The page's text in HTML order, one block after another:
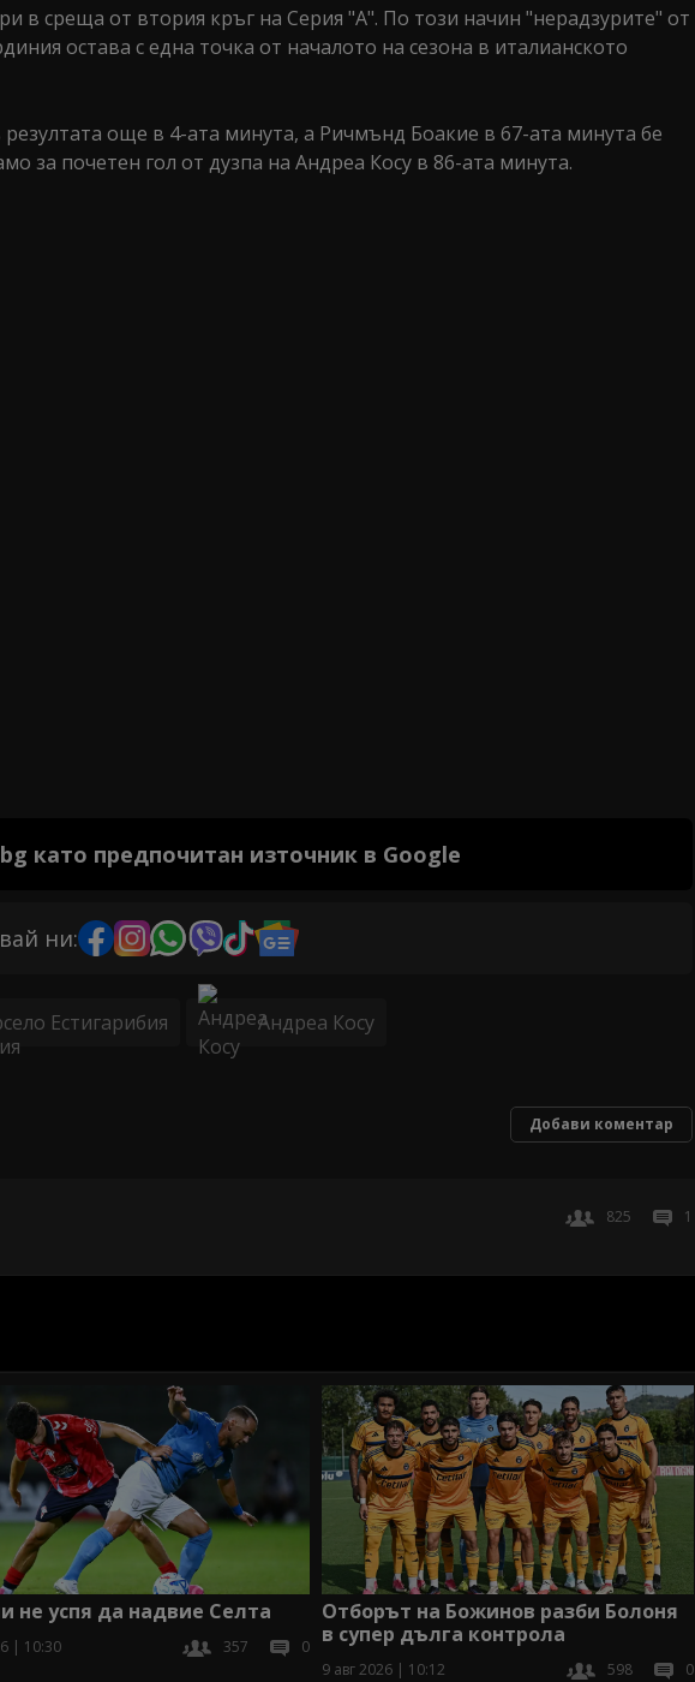
в среща от втория кръг на Серия "А". По този начин "нерадзурите" от
остава с една точка от началото на сезона в италианското
още в 4-ата минута, а Ричмънд Боакие в 67-ата минута бе
за почетен гол от дузпа на Андреа Косу в 86-ата минута.
като предпочитан източник в Google
ни:
Естигарибия Андреа Косу
Добави коментар
825 1
не успя да надвие Селта
| 10:30 357 0
Отборът на Божинов разби Болоня
в супер дълга контрола
9 авг 2026 | 10:12 598 0